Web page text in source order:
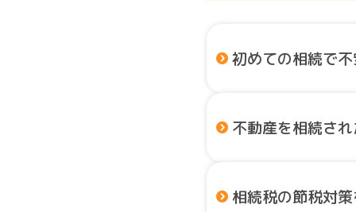
初めての相続で
不動産を相続さ
相続税の節税対